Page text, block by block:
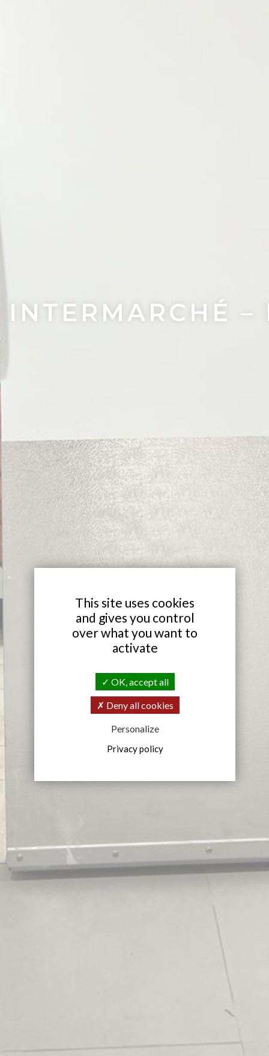
INTERMARCHÉ
This site uses cookies
and gives you control
over what you want to
activate
OK, accept all
Deny all cookies
Personalize
Privacy policy